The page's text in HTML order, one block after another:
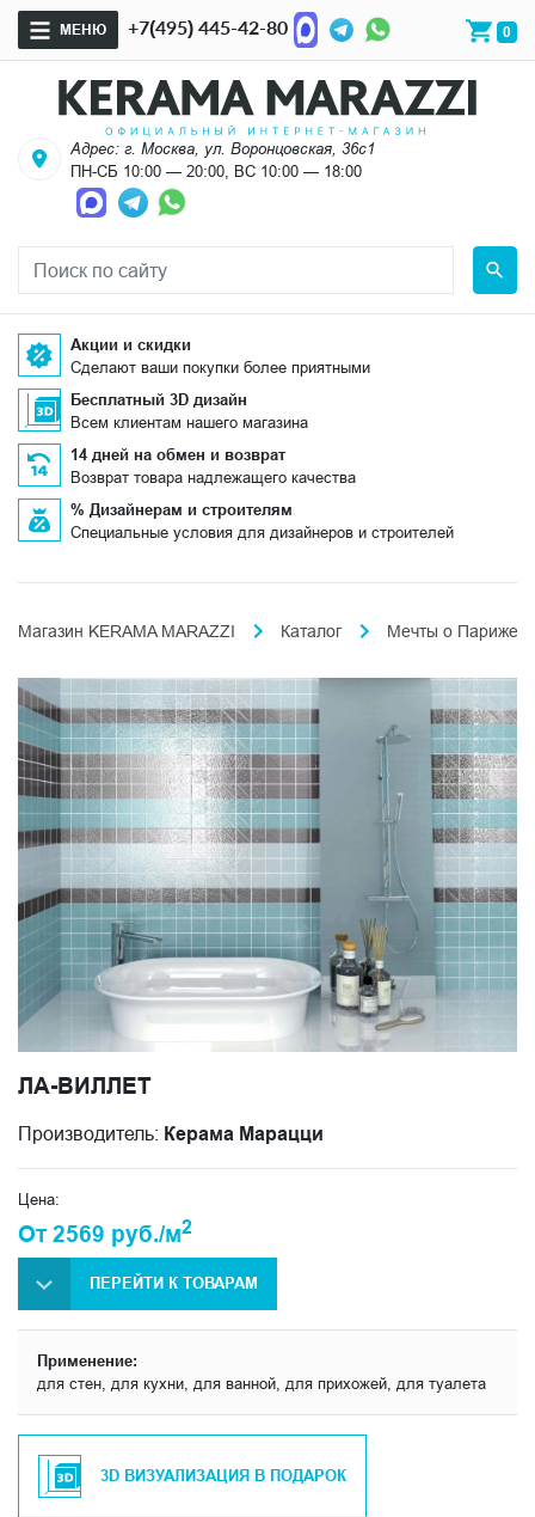
МЕНЮ +7(495) 445-42-80 0
Адрес: г. Москва, ул. Воронцовская, 36с1
ПН-СБ 10:00 — 20:00, ВС 10:00 — 18:00
Акции и скидки
Сделают ваши покупки более приятными
Бесплатный 3D дизайн
Всем клиентам нашего магазина
14 дней на обмен и возврат
Возврат товара надлежащего качества
% Дизайнерам и строителям
Специальные условия для дизайнеров и строителей
Магазин KERAMA MARAZZI Каталог Мечты о Париже
ЛА-ВИЛЛЕТ
Производитель: Керама Марацци
Цена:
От 2569 руб./м2
ПЕРЕЙТИ К ТОВАРАМ
Применение:
для стен, для кухни, для ванной, для прихожей, для туалета
3D ВИЗУАЛИЗАЦИЯ В ПОДАРОК